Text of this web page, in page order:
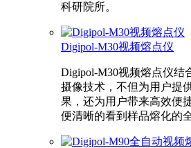
科研院所。
Digipol-M30视频熔点仪
Digipol-M30视频熔点仪结
摄像技术，不但为用户提
果，还为用户带来高效便
便清晰的看到样品熔化的